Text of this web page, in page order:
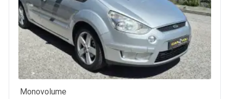
Monovolume